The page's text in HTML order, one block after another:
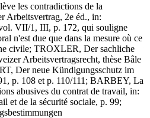
les contradictions de la
Arbeitsvertrag, 2e éd., in:
VII/1, III, p. 172, qui souligne
n'est due que dans la mesure où ce
civile; TROXLER, Der sachliche
Arbeitsvertragsrecht, thèse Bâle
Der neue Kündigungsschutz im
p. 108 et p. 110/111; BARBEY, La
abusives du contrat de travail, in:
et de la sécurité sociale, p. 99;